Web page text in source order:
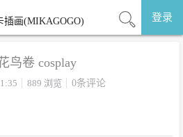
登录
鸟卷 cosplay
889 浏览 0条评论